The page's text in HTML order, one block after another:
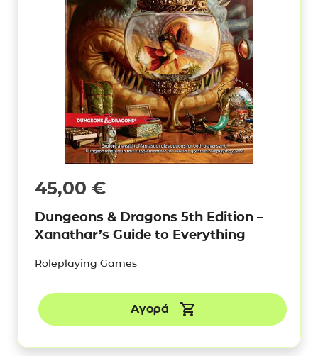
45,00 €
Dungeons & Dragons 5th Edition –
Xanathar’s Guide to Everything
Roleplaying Games
Αγορά